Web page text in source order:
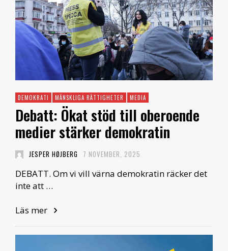
DEMOKRATI MÄNSKLIGA RÄTTIGHETER MEDIA
Debatt: Ökat stöd till oberoende
medier stärker demokratin
JESPER HØJBERG 7 NOVEMBER, 2025
DEBATT. Om vi vill värna demokratin räcker det
inte att …
Läs mer